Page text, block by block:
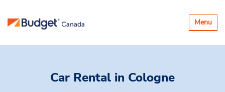
Basculer
la
Menu
Car Rental in Cologne